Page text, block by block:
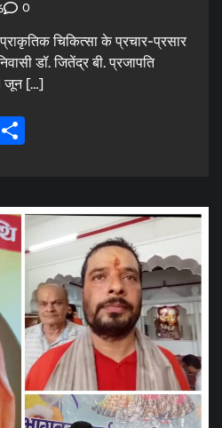
0
प्राकृतिक चिकित्सा के प्रचार-प्रसार
डॉ. जितेंद्र बी. प्रजापति
जून […]